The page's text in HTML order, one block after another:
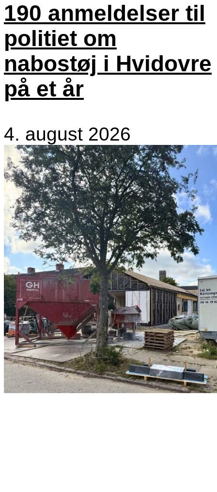
190 anmeldelser til
politiet om
nabostøj i Hvidovre
på et år
4. august 2026